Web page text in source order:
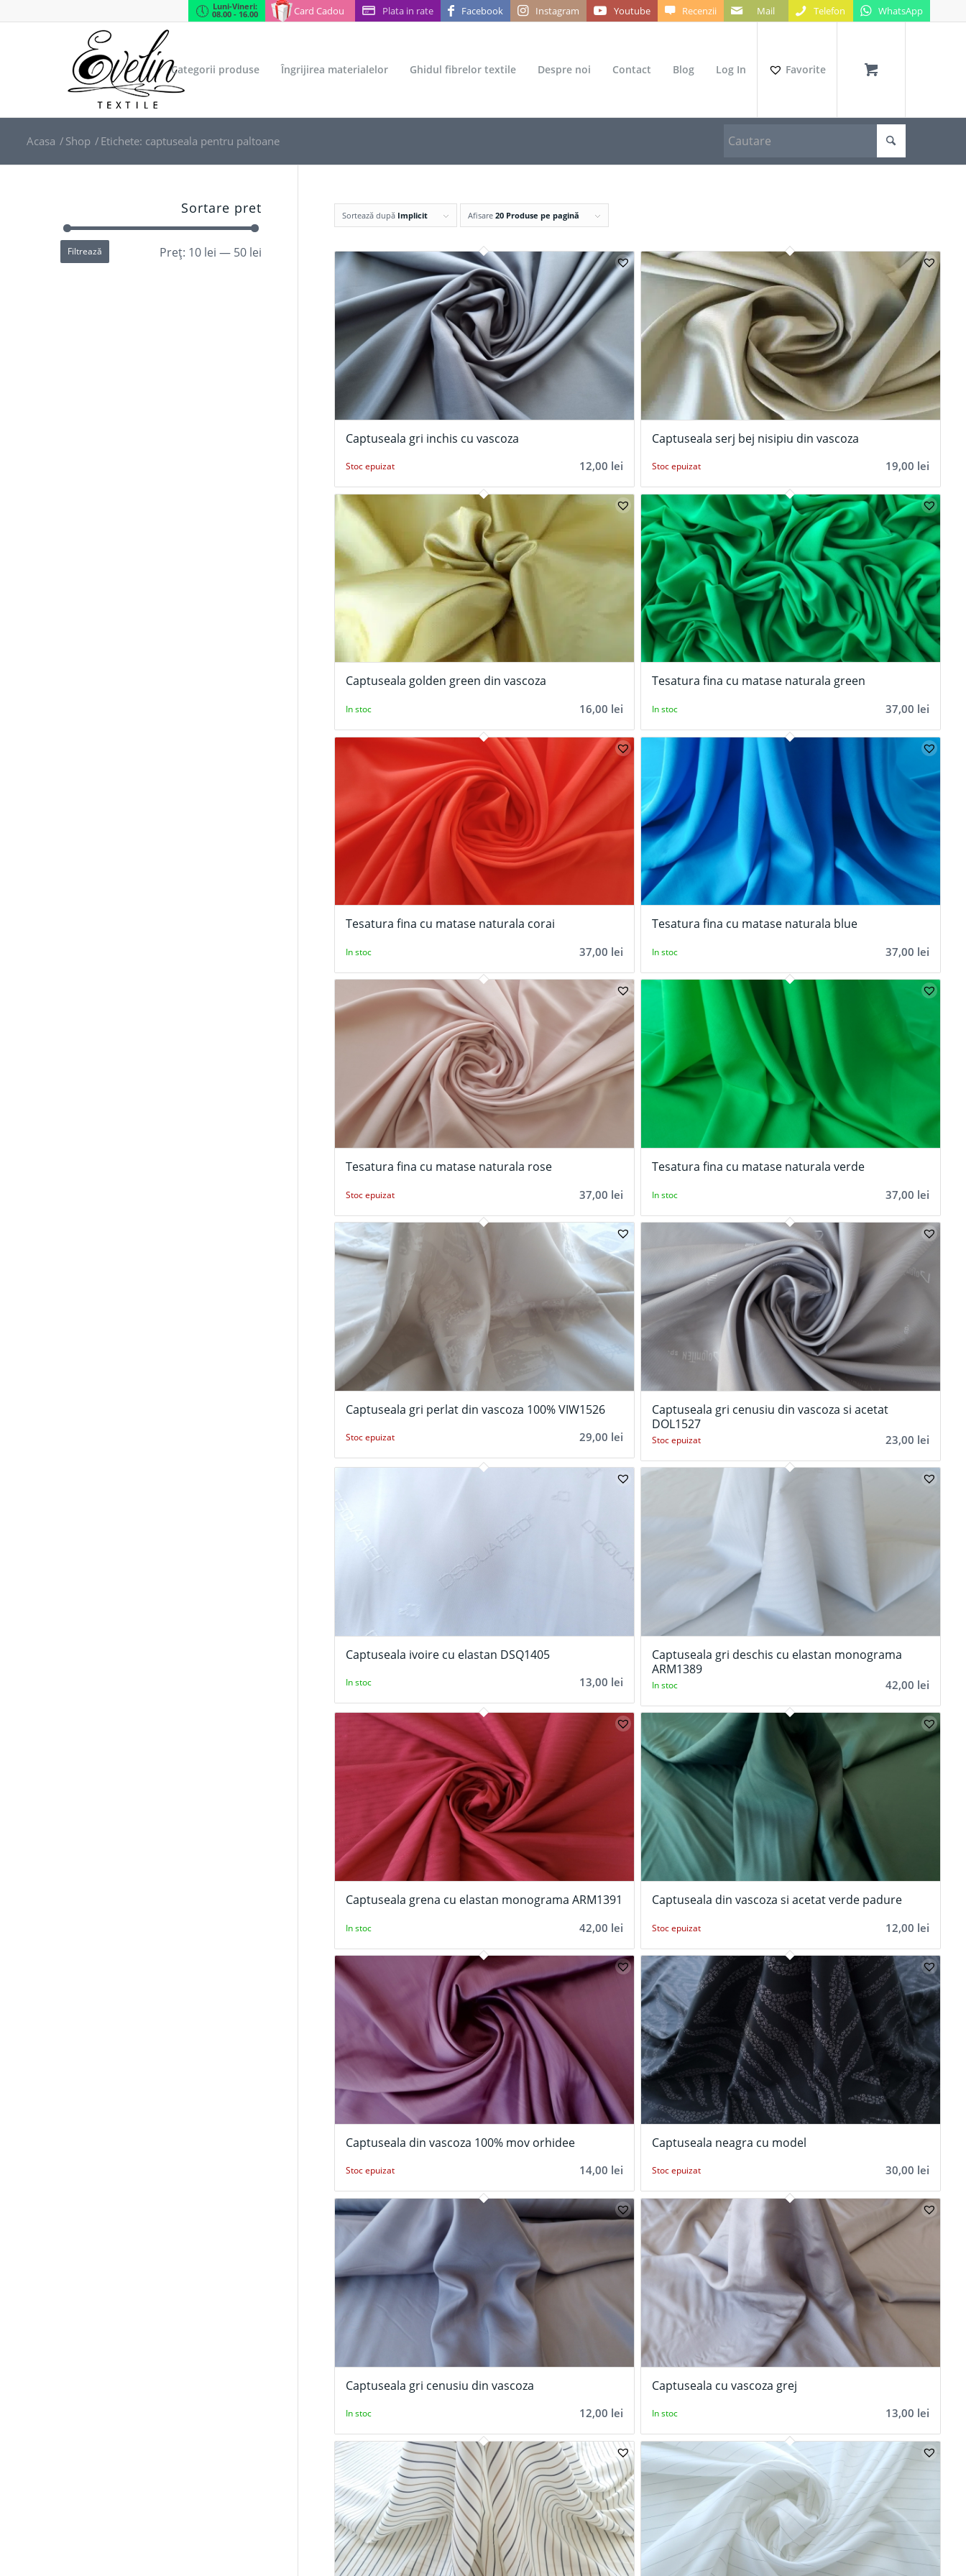
Card Cadou Plata in rate Facebook Instagram Youtube Recenzii Mail Telefon WhatsApp
Luni-Vineri:
08.00 - 16.00
Categorii produse Îngrijirea materialelor Ghidul fibrelor textile Despre noi Contact Blog Log In Favorite
Acasa / Shop / Etichete: captuseala pentru paltoane
Sortează după Implicit Afisare 20 Produse pe pagină
Captuseala gri inchis cu vascoza
12,00 lei
Stoc epuizat
Captuseala serj bej nisipiu din vascoza
19,00 lei
Stoc epuizat
Captuseala golden green din vascoza
16,00 lei
In stoc
Tesatura fina cu matase naturala green
37,00 lei
In stoc
Tesatura fina cu matase naturala corai
37,00 lei
In stoc
Tesatura fina cu matase naturala blue
37,00 lei
In stoc
Tesatura fina cu matase naturala rose
37,00 lei
Stoc epuizat
Tesatura fina cu matase naturala verde
37,00 lei
In stoc
Captuseala gri perlat din vascoza 100% VIW1526
29,00 lei
Stoc epuizat
Captuseala gri cenusiu din vascoza si acetat
DOL1527
23,00 lei
Stoc epuizat
Captuseala ivoire cu elastan DSQ1405
13,00 lei
In stoc
Captuseala gri deschis cu elastan monograma
ARM1389
42,00 lei
In stoc
Captuseala grena cu elastan monograma ARM1391
42,00 lei
In stoc
Captuseala din vascoza si acetat verde padure
12,00 lei
Stoc epuizat
Captuseala din vascoza 100% mov orhidee
14,00 lei
Stoc epuizat
Captuseala neagra cu model
30,00 lei
Stoc epuizat
Captuseala gri cenusiu din vascoza
12,00 lei
In stoc
Captuseala cu vascoza grej
13,00 lei
In stoc
Sortare pret
Filtrează Preț: 10 lei — 50 lei